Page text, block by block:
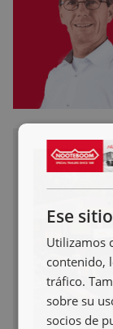
Ese
Utilizamos
contenido,
tráfico.
sobre su
socios de